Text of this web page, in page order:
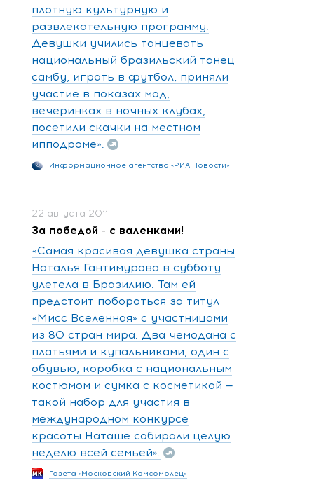
плотную культурную и
развлекательную программу.
Девушки учились танцевать
национальный бразильский танец
самбу, играть в футбол, приняли
участие в показах мод,
вечеринках в ночных клубах,
посетили скачки на местном
ипподроме».
Информационное агентство «РИА Новости»
22 августа 2011
За победой - с валенками!
«Самая красивая девушка страны
Наталья Гантимурова в субботу
улетела в Бразилию. Там ей
предстоит побороться за титул
«Мисс Вселенная» с участницами
из 80 стран мира. Два чемодана с
платьями и купальниками, один с
обувью, коробка с национальным
костюмом и сумка с косметикой —
такой набор для участия в
международном конкурсе
красоты Наташе собирали целую
неделю всей семьей».
Газета «Московский Комсомолец»